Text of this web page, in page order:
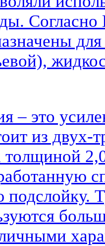
– это
из двух-
толщиной
подслойку.